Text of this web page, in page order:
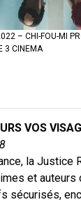
– CHI-FOU-MI
3 CINEMA
– CHI-FOU-MI
3 CINEMA
– CHI-FOU-MI
3 CINEMA
VOS
la Justice
et auteurs
sécurisés,